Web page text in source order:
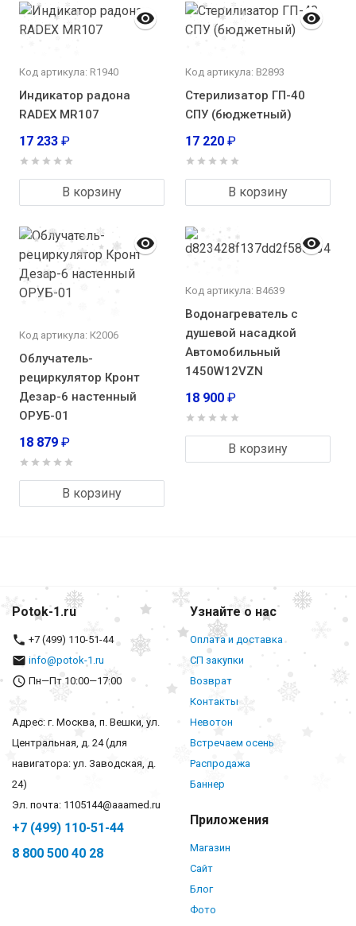
Код артикула: R1940
Индикатор радона
RADEX MR107
17 233 ₽
В корзину
Код артикула: В2893
Стерилизатор ГП-40
СПУ (бюджетный)
17 220 ₽
В корзину
Код артикула: К2006
Облучатель-
рециркулятор Кронт
Дезар-6 настенный
ОРУБ-01
18 879 ₽
В корзину
Код артикула: В4639
Водонагреватель с
душевой насадкой
Автомобильный
1450W12VZN
18 900 ₽
В корзину
Potok-1.ru
+7 (499) 110-51-44
info@potok-1.ru
Пн—Пт 10:00—17:00
Адрес: г. Москва, п. Вешки, ул.
Центральная, д. 24 (для
навигатора: ул. Заводская, д.
24)
Эл. почта: 1105144@aaamed.ru
+7 (499) 110-51-44
8 800 500 40 28
Узнайте о нас
Оплата и доставка
СП закупки
Возврат
Контакты
Невотон
Встречаем осень
Распродажа
Баннер
Приложения
Магазин
Сайт
Блог
Фото